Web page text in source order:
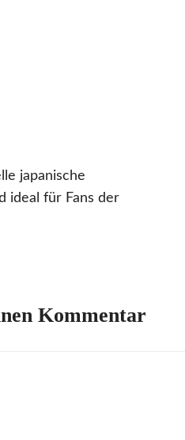
japanische
ideal für Fans der
Kommentar